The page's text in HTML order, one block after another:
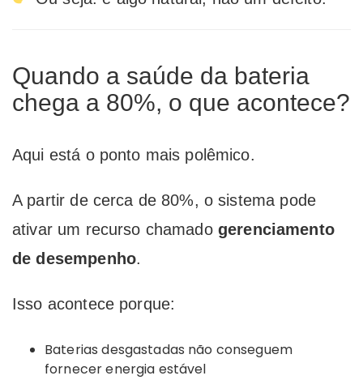
Quando a saúde da bateria
chega a 80%, o que acontece?
Aqui está o ponto mais polêmico.
A partir de cerca de 80%, o sistema pode
ativar um recurso chamado gerenciamento
de desempenho.
Isso acontece porque:
Baterias desgastadas não conseguem
fornecer energia estável